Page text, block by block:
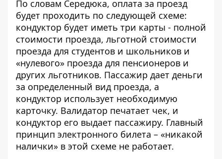
По словам Середюка, оплата за проезд
будет проходить по следующей схеме:
кондуктор будет иметь три карты - полной
стоимости проезда, льготной стоимости
проезда для студентов и школьников и
«нулевого» проезда для пенсионеров и
других льготников. Пассажир дает деньги
за определенный вид проезда, а
кондуктор использует необходимую
карточку. Валидатор печатает чек, и
кондуктор его выдает пассажиру. Главный
принцип электронного билета – «никакой
налички» в этой схеме не работает.